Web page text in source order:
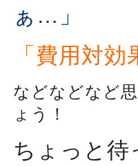
ぁ…」
「費用対効
などなどなど
ょう！
ちょっと待